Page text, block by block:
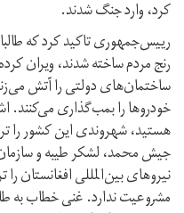
کرد، وارد جنگ شدند.
رنج مردم ساخته شدند، ویران
ساختمان‌های دولتی را آتش
خودروها را بمب‌گذاری می‌کنند.
هستید، شهروندی این کشور را
جیش محمد، لشکر طیبه و
نیروهای بین‌المللی افغانستان
مشروعیت ندارد. غنی خطاب به